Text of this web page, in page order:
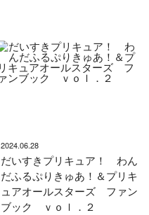
2024.06.28
だいすきプリキュア！ わん
だふるぷりきゅあ！＆プリキ
ュアオールスターズ ファン
ブック ｖｏｌ．２